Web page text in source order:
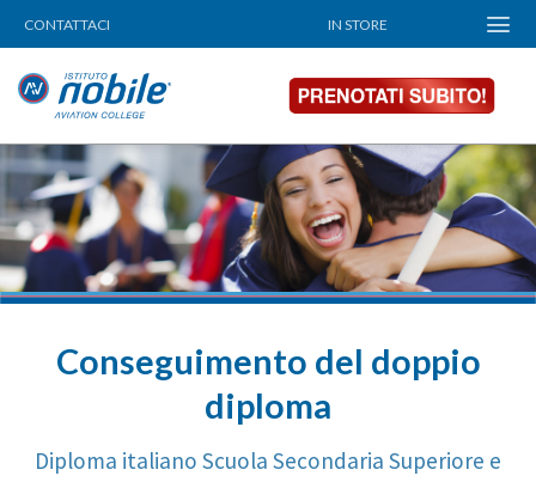
to
content
CONTATTACI IN STORE
Conseguimento del doppio
diploma
Diploma italiano Scuola Secondaria Superiore e